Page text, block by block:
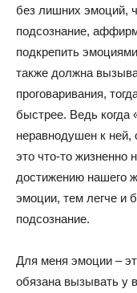
без лишних эмоций,
подсознание,
подкрепить
также должна
проговаривания,
быстрее. Ведь когда
неравнодушен к ней,
это что-то жизненно
достижению нашего
эмоции, тем легче и
подсознание.
Для меня эмоции –
обязана вызывать у